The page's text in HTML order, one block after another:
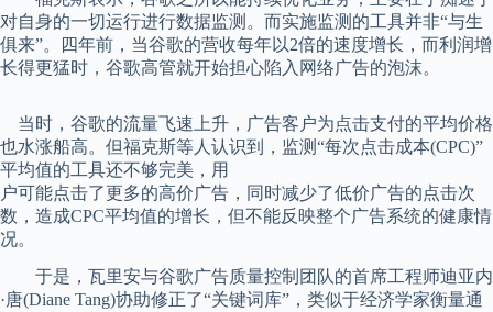
对自身的一切运行进行数据监测。而实施监测的工具并非“与生
俱来”。四年前，当谷歌的营收每年以2倍的速度增长，而利润增
长得更猛时，谷歌高管就开始担心陷入网络广告的泡沫。
当时，谷歌的流量飞速上升，广告客户为点击支付的平均价格
也水涨船高。但福克斯等人认识到，监测“每次点击成本(CPC)”
平均值的工具还不够完美，用
户可能点击了更多的高价广告，同时减少了低价广告的点击次
数，造成CPC平均值的增长，但不能反映整个广告系统的健康情
况。
于是，瓦里安与谷歌广告质量控制团队的首席工程师迪亚内
·唐(Diane Tang)协助修正了“关键词库”，类似于经济学家衡量通